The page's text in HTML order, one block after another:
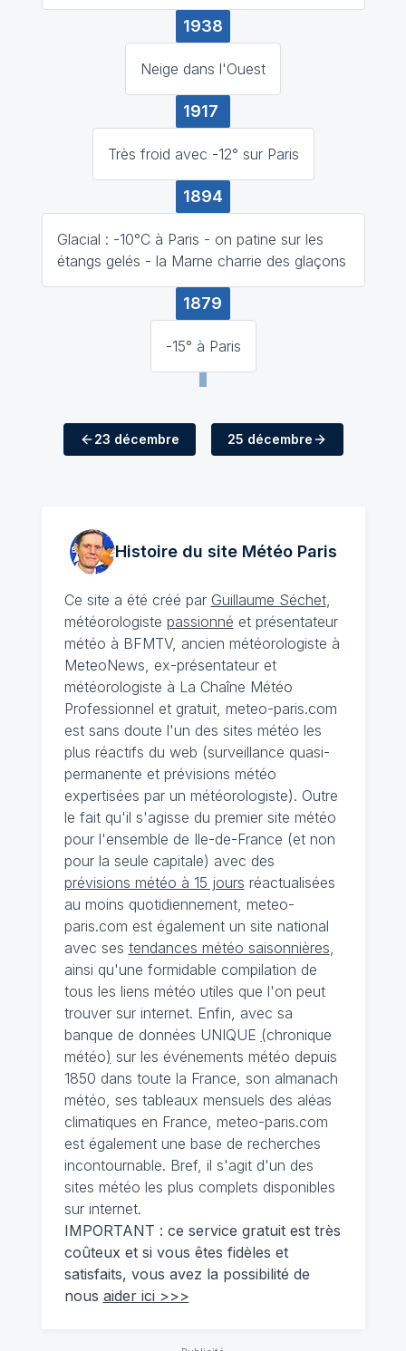
1938
Neige dans l'Ouest
1917
Très froid avec -12° sur Paris
1894
Glacial : -10°C à Paris - on patine sur les
étangs gelés - la Marne charrie des glaçons
1879
-15° à Paris
23 décembre 25 décembre
Histoire du site MétéoParis
Ce site a été créé par Guillaume Séchet,
météorologiste passionné et présentateur
météo à BFMTV, ancien météorologiste à
MeteoNews, ex-présentateur et
météorologiste à La Chaîne Météo
Professionnel et gratuit, meteo-paris.com
est sans doute l'un des sites météo les
plus réactifs du web (surveillance quasi-
permanente et prévisions météo
expertisées par un météorologiste). Outre
le fait qu'il s'agisse du premier site météo
pour l'ensemble de Ile-de-France (et non
pour la seule capitale) avec des
prévisions météo à 15 jours réactualisées
au moins quotidiennement, meteo-
paris.com est également un site national
avec ses tendances météo saisonnières
ainsi qu'une formidable compilation de
tous les liens météo utiles que l'on peut
trouver sur internet. Enfin, avec sa
banque de données UNIQUE (chronique
météo) sur les événements météo depuis
1850 dans toute la France, son almanach
météo, ses tableaux mensuels des aléas
climatiques en France, meteo-paris.com
est également une base de recherches
incontournable. Bref, il s'agit d'un des
sites météo les plus complets disponibles
sur internet.
IMPORTANT : ce service gratuit est très
coûteux et si vous êtes fidèles et
satisfaits, vous avez la possibilité de
nous aider ici >>>